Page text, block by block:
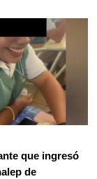
que ingresó
de